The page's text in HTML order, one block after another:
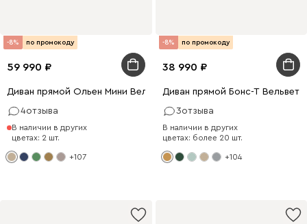
-8% по промокоду
59 990
Диван прямой Ольен Мини Вельвет Бежевый
4отзыва
В наличии в других
цветах: 2 шт.
+107
-8% по промокоду
38 990
Диван прямой Бонс-Т Вельвет
3отзыва
В наличии в других
цветах: более 20 шт.
+104